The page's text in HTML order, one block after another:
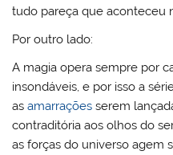
tudo pareça que aconteceu
Por outro lado:
A magia opera sempre por
insondáveis, e por isso a
asamarrações serem
contraditória aos olhos do
as forças do universo agem